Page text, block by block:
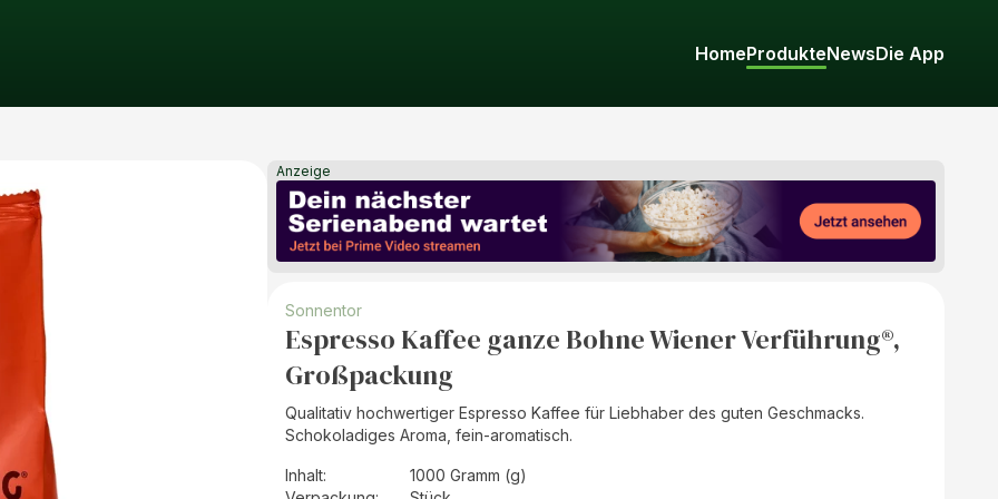
HomeProdukteNewsDie App
Anzeige
Sonnentor
Espresso Kaffee ganze Bohne Wiener Verführung®,
Großpackung
Qualitativ hochwertiger Espresso Kaffee für Liebhaber des guten Geschmacks.
Schokoladiges Aroma, fein-aromatisch.
Inhalt:
1000 Gramm (g)